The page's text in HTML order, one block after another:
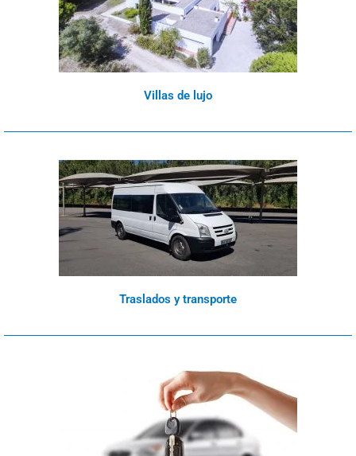
Villas de lujo
Traslados y transporte